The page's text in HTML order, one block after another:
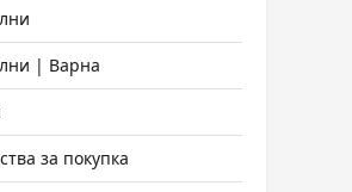
| Варна
за покупка